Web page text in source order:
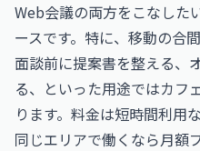
Web会議の両方をこなした
ースです。特に、移動の合
面談前に提案書を整える、
る、といった用途ではカフ
ります。料金は短時間利用
同じエリアで働くなら月額